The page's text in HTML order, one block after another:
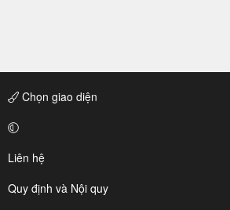
Chọn giao diện
Liên hệ
Quy định và Nội quy